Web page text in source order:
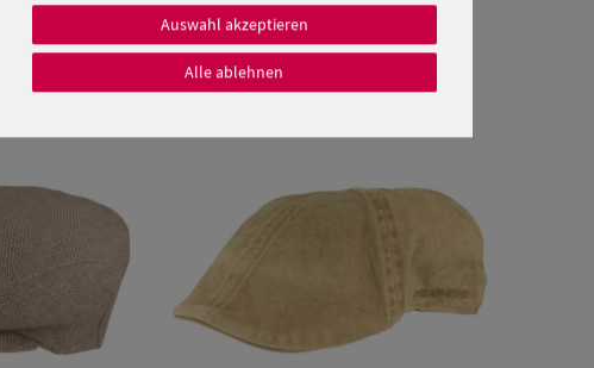
Auswahl akzeptieren
Alle ablehnen